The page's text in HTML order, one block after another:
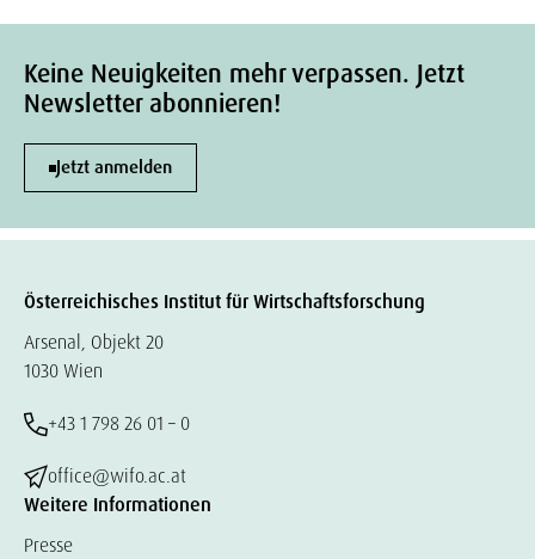
Keine Neuigkeiten mehr verpassen. Jetzt
Newsletter abonnieren!
Jetzt anmelden
Österreichisches Institut für Wirtschaftsforschung
Arsenal, Objekt 20
1030 Wien
+43 1 798 26 01 – 0
office@wifo.ac.at
Weitere Informationen
Presse